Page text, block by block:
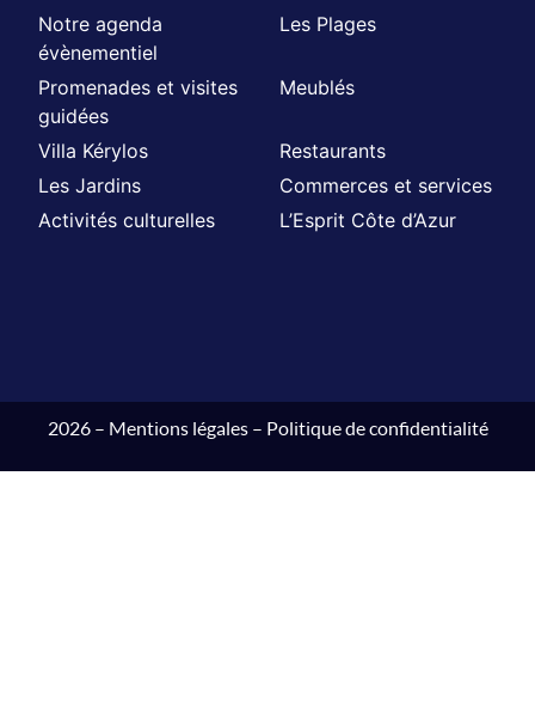
Notre agenda
évènementiel
Les Plages
Promenades et visites
guidées
Meublés
Villa Kérylos
Restaurants
Les Jardins
Commerces et services
Activités culturelles
L’Esprit Côte d’Azur
2026 – Mentions légales– Politique de confidentialité